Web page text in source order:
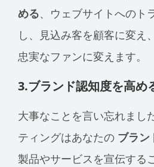
める、ウェブサイトへのト
し、見込み客を顧客に変え
忠実なファンに変えます。
3.ブランド認知度を高め
大事なことを言い忘れまし
ティングはあなたの ブラン
製品やサービスを宣伝する